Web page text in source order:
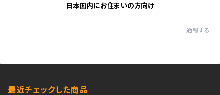
日本国内にお住まいの方向け
通報する
最近チェックした商品